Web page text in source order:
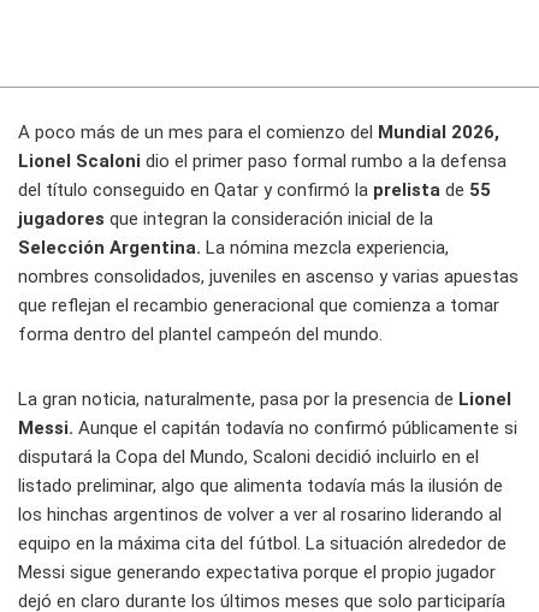
A poco más de un mes para el comienzo del Mundial 2026,
Lionel Scaloni dio el primer paso formal rumbo a la defensa
del título conseguido en Qatar y confirmó la prelista de 55
jugadores que integran la consideración inicial de la
Selección Argentina. La nómina mezcla experiencia,
nombres consolidados, juveniles en ascenso y varias apuestas
que reflejan el recambio generacional que comienza a tomar
forma dentro del plantel campeón del mundo.
La gran noticia, naturalmente, pasa por la presencia de Lionel
Messi. Aunque el capitán todavía no confirmó públicamente si
disputará la Copa del Mundo, Scaloni decidió incluirlo en el
listado preliminar, algo que alimenta todavía más la ilusión de
los hinchas argentinos de volver a ver al rosarino liderando al
equipo en la máxima cita del fútbol. La situación alrededor de
Messi sigue generando expectativa porque el propio jugador
dejó en claro durante los últimos meses que solo participaría